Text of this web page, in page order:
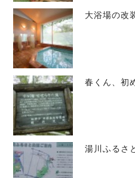
大浴場の改
春くん、初
湯川ふるさ